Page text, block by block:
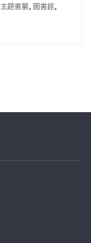
主題書展, 圖書館,